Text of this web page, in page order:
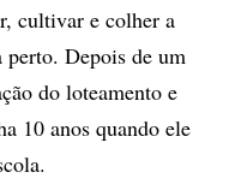
cultivar e colher a
perto. Depois de um
do loteamento e
10 anos quando ele